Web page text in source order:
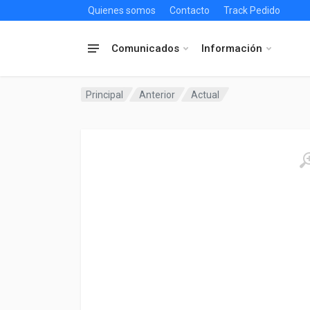
Quienes somos Contacto Track Pedido
Comunicados Información
Principal Anterior Actual